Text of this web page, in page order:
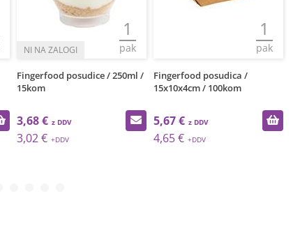
1
pak
Fingerfood posudice / 250ml /
15kom
3,68 €
3,02 €
1
pak
Fingerfood posudica /
15x10x4cm / 100kom
5,67 €
4,65 €